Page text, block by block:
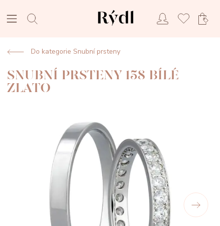
Do kategorie Snubní prsteny
SNUBNÍ PRSTENY 158 BÍLÉ
ZLATO